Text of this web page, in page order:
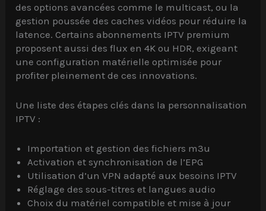
des options avancées comme le multicast, ou la
gestion poussée des caches vidéos pour réduire la
latence. Certains abonnements IPTV premium
proposent aussi des flux en 4K ou HDR, exigeant
une configuration matérielle optimisée pour
profiter pleinement de ces innovations.
Une liste des étapes clés dans la personnalisation
IPTV :
Importation et gestion des fichiers m3u
Activation et synchronisation de l’EPG
Utilisation d’un VPN adapté aux besoins IPTV
Réglage des sous-titres et langues audio
Choix du matériel compatible et mise à jour